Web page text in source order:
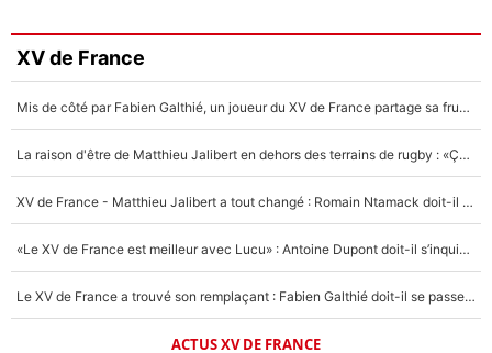
XV de France
Mis de côté par Fabien Galthié, un joueur du XV de France partage sa frustration : «ils ne me l’ont pas dit tout de suite»
La raison d'être de Matthieu Jalibert en dehors des terrains de rugby : «Ça m'atteint autant que si tu touches à un membre de ma famille»
XV de France - Matthieu Jalibert a tout changé : Romain Ntamack doit-il s’inquiéter pour sa place à un an de la Coupe du monde ?
«Le XV de France est meilleur avec Lucu» : Antoine Dupont doit-il s’inquiéter pour sa place ?
Le XV de France a trouvé son remplaçant : Fabien Galthié doit-il se passer d'Antoine Dupont ?
ACTUS XV DE FRANCE